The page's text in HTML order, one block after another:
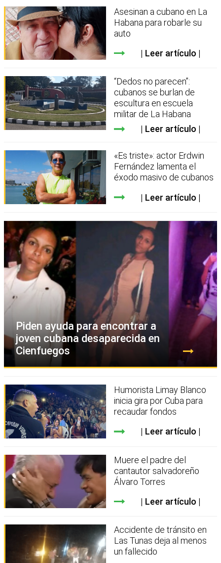
Asesinan a cubano en La
Habana para robarle su
auto
Leer artículo
“Dedos no parecen”:
cubanos se burlan de
escultura en escuela
militar de La Habana
Leer artículo
«Es triste»: actor Erdwin
Fernández lamenta el
éxodo masivo de cubanos
Leer artículo
Piden ayuda para encontrar a
joven cubana desaparecida en
Cienfuegos
Humorista Limay Blanco
inicia gira por Cuba para
recaudar fondos
Leer artículo
Muere el padre del
cantautor salvadoreño
Álvaro Torres
Leer artículo
Accidente de tránsito en
Las Tunas deja al menos
un fallecido